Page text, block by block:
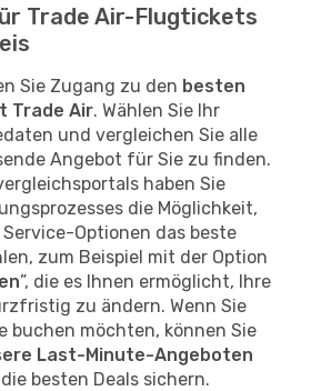
Trade Air-Flugtickets
Sie Zugang zu den besten
Trade Air. Wählen Sie Ihr
und vergleichen Sie alle
Angebot für Sie zu finden.
haben Sie
die Möglichkeit,
Optionen das beste
zum Beispiel mit der Option
”, die es Ihnen ermöglicht, Ihre
zu ändern. Wenn Sie
buchen möchten, können Sie
Last-Minute-Angeboten
besten Deals sichern.